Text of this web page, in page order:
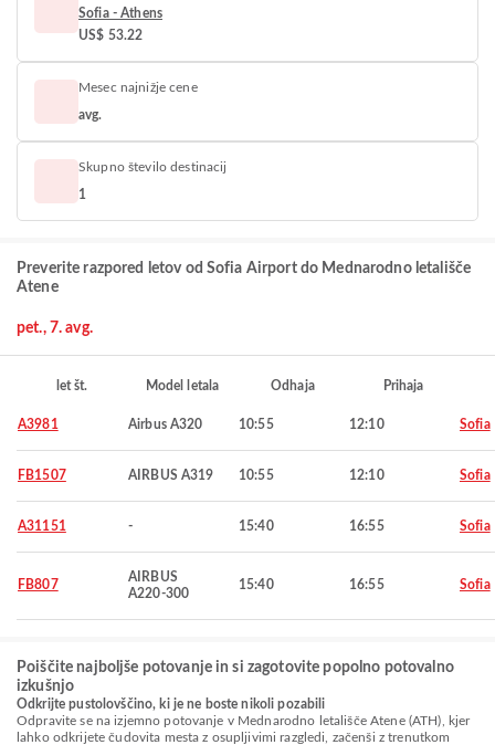
Sofia - Athens
US$ 53.22
Mesec najnižje cene
avg.
Skupno število destinacij
1
Preverite razpored letov od Sofia Airport do Mednarodno letališče
Atene
pet., 7. avg.
let št. Model letala Odhaja Prihaja
A3981 Airbus A320 10:55 12:10 Sofia
FB1507 AIRBUS A319 10:55 12:10 Sofia
A31151 - 15:40 16:55 Sofia
FB807
AIRBUS
A220-300
15:40 16:55 Sofia
Poiščite najboljše potovanje in si zagotovite popolno potovalno
izkušnjo
Odkrijte pustolovščino, ki je ne boste nikoli pozabili
Odpravite se na izjemno potovanje v Mednarodno letališče Atene (ATH), kjer
lahko odkrijete čudovita mesta z osupljivimi razgledi, začenši z trenutkom